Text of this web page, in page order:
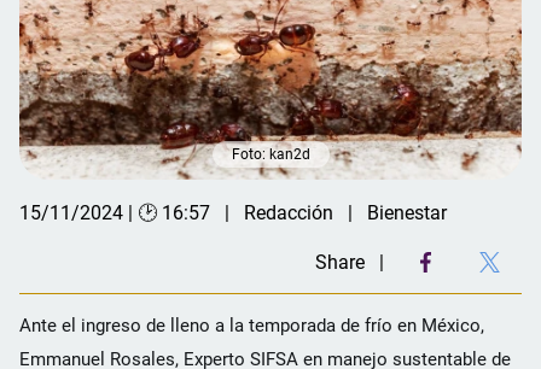
Foto: kan2d
15/11/2024 | 🕑 16:57 Redacción Bienestar
Share
Ante el ingreso de lleno a la temporada de frío en México,
Emmanuel Rosales, Experto SIFSA en manejo sustentable de